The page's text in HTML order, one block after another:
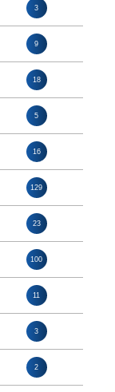
3
9
18
5
16
129
23
100
11
3
2